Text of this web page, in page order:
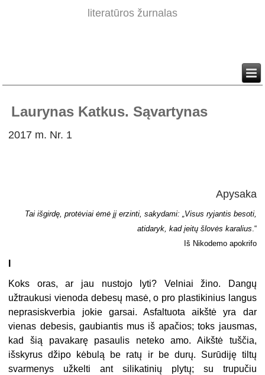
literatūros žurnalas
Laurynas Katkus. Sąvartynas
2017 m. Nr. 1
Apysaka
Tai išgirdę, protėviai ėmė jį erzinti, sakydami: „Visus ryjantis besoti,
atidaryk, kad įeitų šlovės karalius.“
Iš Nikodemo apokrifo
Koks oras, ar jau nustojo lyti? Velniai žino. Dangų
užtraukusi vienoda debesų masė, o pro plastikinius langus
neprasiskverbia jokie garsai. Asfaltuota aikštė yra dar
vienas debesis, gaubiantis mus iš apačios; toks jausmas,
kad šią pavakarę pasaulis neteko amo. Aikštė tuščia,
išskyrus džipo kėbulą be ratų ir be durų. Surūdiję tiltų
svarmenys užkelti ant silikatinių plytų; su trupučiu